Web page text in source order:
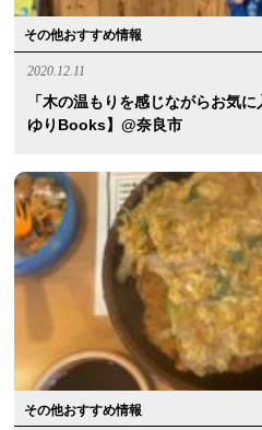
その他おすすめ情報
2020.12.11
「木の温もりを感じながらお気
ゆりBooks】@奈良市
その他おすすめ情報